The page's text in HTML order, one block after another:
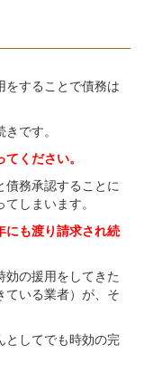
をすることで債務は
です。
ください。
務承認することに
しまいます。
にも渡り請求され続
効の援用をしてきた
ている業者）が、そ
としてでも時効の完